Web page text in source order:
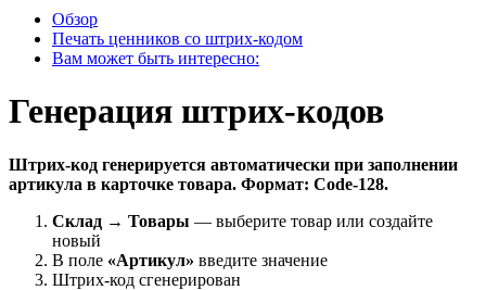
Обзор
Печать ценников со штрих-кодом
Вам может быть интересно:
Генерация штрих-кодов
Штрих-код генерируется автоматически при заполнении
артикула в карточке товара. Формат: Code-128.
Склад → Товары — выберите товар или создайте
новый
В поле «Артикул» введите значение
Штрих-код сгенерирован